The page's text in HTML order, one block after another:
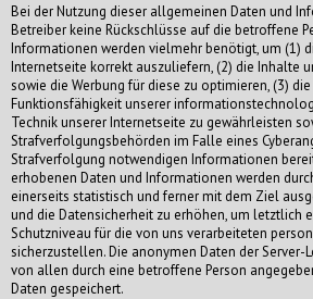
Bei der Nutzung dieser allgemeinen Daten und
Betreiber keine Rückschlüsse auf die betroffene
Informationen werden vielmehr benötigt, um (1)
Internetseite korrekt auszuliefern, (2) die Inhalte
sowie die Werbung für diese zu optimieren, (3)
Funktionsfähigkeit unserer
Technik unserer Internetseite zu gewährleisten
Strafverfolgungsbehörden im Falle eines
Strafverfolgung notwendigen Informationen
erhobenen Daten und Informationen werden
einerseits statistisch und ferner mit dem Ziel
und die Datensicherheit zu erhöhen, um letztlich
Schutzniveau für die von uns verarbeiteten
sicherzustellen. Die anonymen Daten der
von allen durch eine betroffene Person
Daten gespeichert.